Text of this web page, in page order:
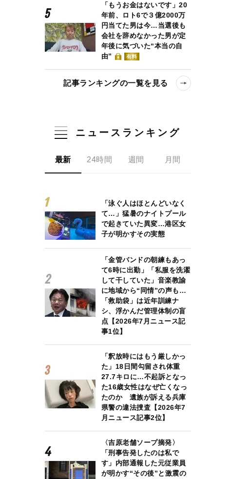
「もうお金はないです」20
年前、ロト6で３億2000万
円当てた男は今…当選後も
会社を辞めなかった男が定
年後に気づいた“本当の自
由”
有料
記事ランキングの一覧を見る
ニュースランキング
最新 24時間 週間 月間
「泳ぐ人はほとんどいなく
て…」猛暑のナイトプール
で起きていた異変…港区女
子が明かすその実態
「金管バンドの朝練もあっ
て6時に出勤」「私服を洗濯
して干していた」音楽教諭
に地域から“同情”の声も…
「救助袋」は近年訓練ナ
シ、浮かんだ管理体制の盲
点【2026年7月ニュース記
事1位】
「釈放時にはもう厳しかっ
た」18日間勾留され体重
27.7キロに…不起訴となっ
た16歳女性はなぜ亡くなっ
たのか 遺族が訴える兵庫
県警の違法捜査【2026年7
月ニュース記事2位】
〈吉原老舗ソープ摘発〉
「刑事告発したのは私で
す」内部通報した元従業員
が明かす“その後”と激震の